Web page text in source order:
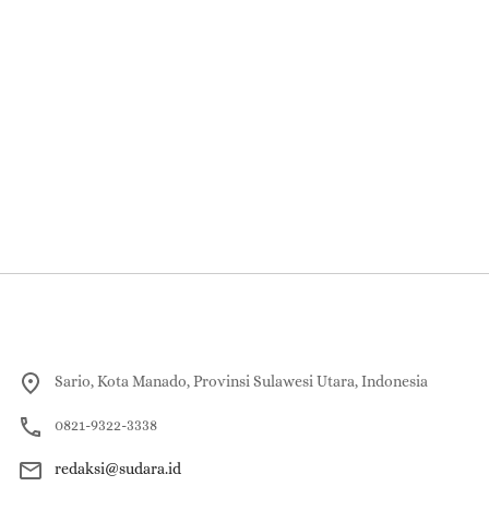
Sario, Kota Manado, Provinsi Sulawesi Utara, Indonesia
0821-9322-3338
redaksi@sudara.id